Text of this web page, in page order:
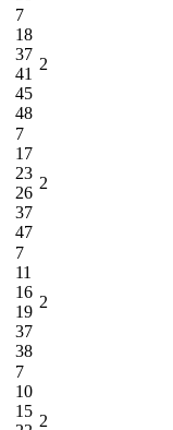
7
18
37
41
45
48
2
7
17
23
26
37
47
2
7
11
16
19
37
38
2
7
10
15
2